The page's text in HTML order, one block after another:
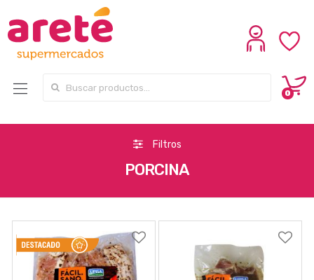
Search for:
0
Filtros
PORCINA